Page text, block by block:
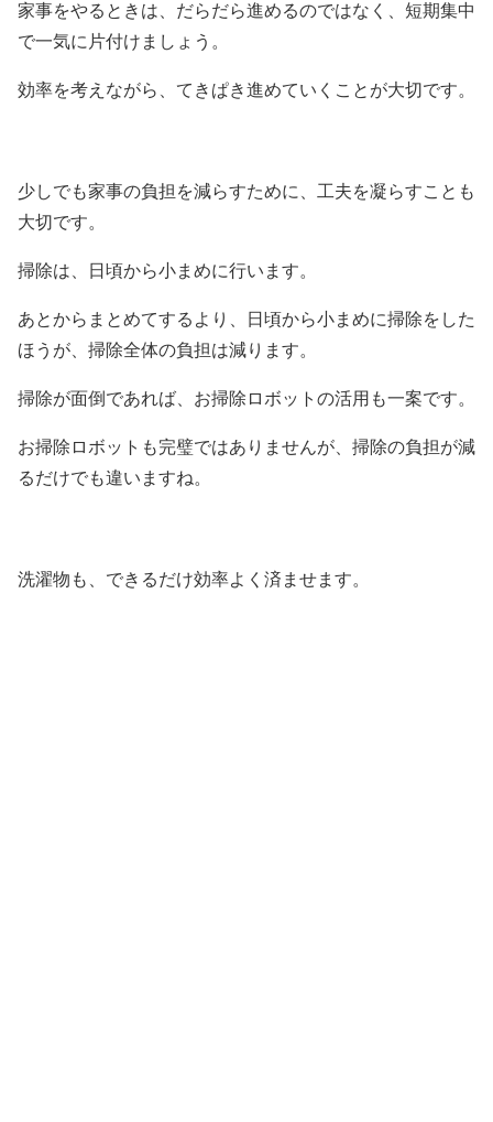
家事をやるときは、だらだら進めるのではなく、短期集中
で一気に片付けましょう。
効率を考えながら、てきぱき進めていくことが大切です。
少しでも家事の負担を減らすために、工夫を凝らすことも
大切です。
掃除は、日頃から小まめに行います。
あとからまとめてするより、日頃から小まめに掃除をした
ほうが、掃除全体の負担は減ります。
掃除が面倒であれば、お掃除ロボットの活用も一案です。
お掃除ロボットも完璧ではありませんが、掃除の負担が減
るだけでも違いますね。
洗濯物も、できるだけ効率よく済ませます。